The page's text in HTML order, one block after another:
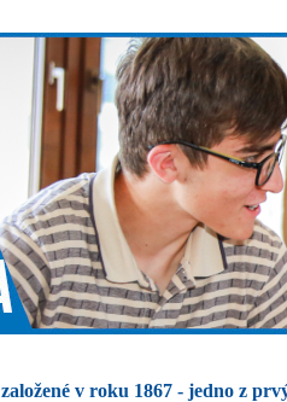
založené v roku 1867 - jedno z